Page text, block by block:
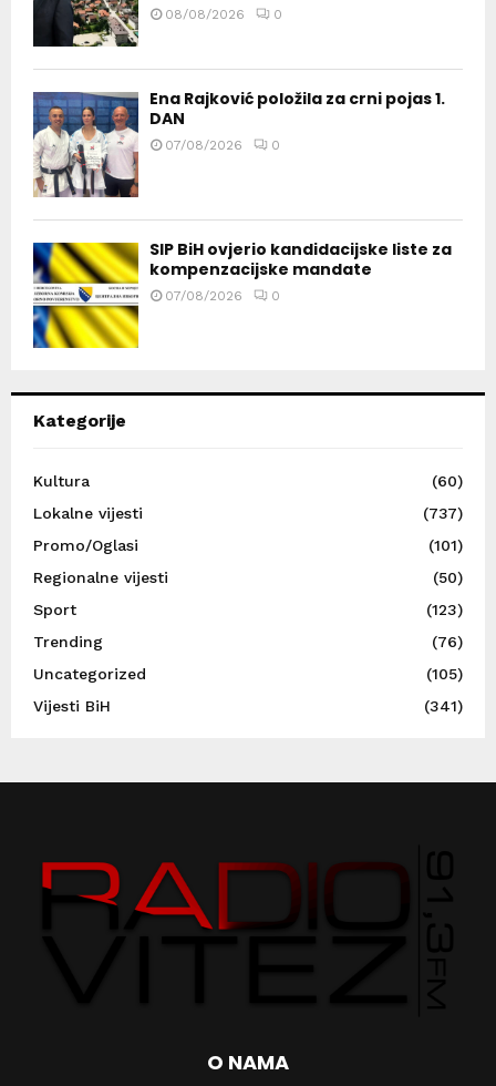
08/08/2026 0
Ena Rajković položila za crni pojas 1.
DAN
07/08/2026 0
SIP BiH ovjerio kandidacijske liste za
kompenzacijske mandate
07/08/2026 0
Kategorije
Kultura
(60)
Lokalne vijesti
(737)
Promo/Oglasi
(101)
Regionalne vijesti
(50)
Sport
(123)
Trending
(76)
Uncategorized
(105)
Vijesti BiH
(341)
O NAMA